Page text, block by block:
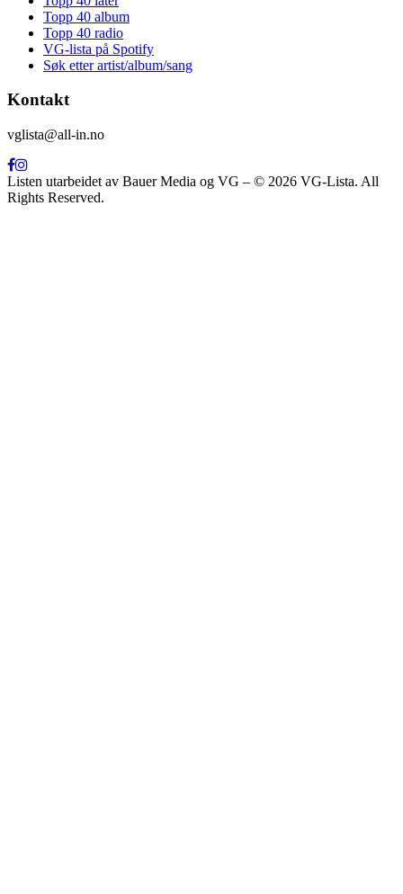
Topp 40 album
Topp 40 radio
VG-lista på Spotify
Søk etter artist/album/sang
Kontakt
vglista@all-in.no
Listen utarbeidet av Bauer Media og VG – © 2026 VG-Lista. All
Rights Reserved.